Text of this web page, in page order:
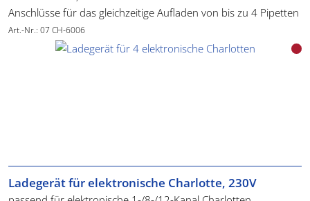
Mit nur wenig Druck nimmt Charlotte Plus die Spitze auf.
Ein "Klick" bestätigt Ihnen, dass die Spitze fest und sicher auf
dem Nozzle sitzt.
Ideal für Laminar Flow
Diese Vorteile sind der Schlüssel für ermüdungsfreies Arbeiten
unter Laminar Flow.
Anschlüsse für das gleichzeitige Aufladen von bis zu 4 Pipetten
Art.-Nr.: 07 CH-6006
Ladegerät für elektronische Charlotte, 230V